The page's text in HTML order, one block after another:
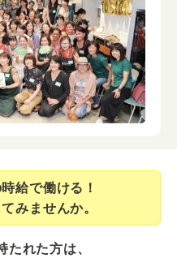
給で働ける！
みませんか。
たれた方は、